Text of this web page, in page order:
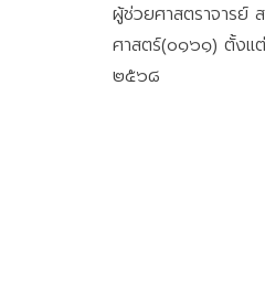
ผู้ช่วยศาสตราจารย์
ศาสตร์(๐๑๖๑) ตั้งแ
๒๕๖๘